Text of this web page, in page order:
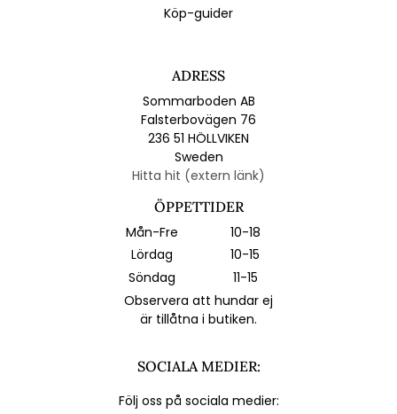
Köp-guider
ADRESS
Sommarboden AB
Falsterbovägen 76
236 51 HÖLLVIKEN
Sweden
Hitta hit (extern länk)
ÖPPETTIDER
Mån-Fre
10-18
Lördag
10-15
Söndag
11-15
Observera att hundar ej
är tillåtna i butiken.
SOCIALA MEDIER:
Följ oss på sociala medier: